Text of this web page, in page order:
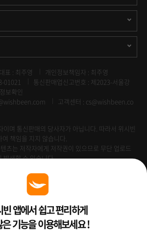
대표 : 최주영
개인정보책임자 : 최주영
01021
통신판매업신고번호 : 제2023-서울강
보확인
고객센터 : cs@wishbeen.co
이며 통신판매의 당사자가 아닙니다. 따라서 위시빈
책임을 지지 않습니다.
츠는 저작자에게 저작권이 있으므로 무단 업로드
발생할 수 있습니다.
빈 앱에서 쉽고 편리하게
은 기능을 이용해보세요 !